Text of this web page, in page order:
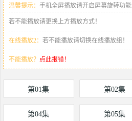
温馨提示： 手机全屏播放请开启屏幕旋转功能
若不能播放请更换上方播放方式！
在线播放2： 若不能播放请切换在线播放组！
不能播放？ 点此报错！
第01集 第02集
第04集 第05集